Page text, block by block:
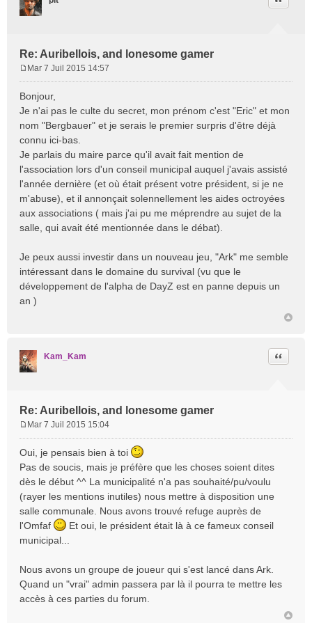
Re: Auribellois, and lonesome gamer
s
s
a
g
e
Mar 7 Juil 2015 14:57
Bonjour,
Je n'ai pas le culte du secret, mon prénom c'est "Eric" et mon
nom "Bergbauer" et je serais le premier surpris d'être déjà
connu ici-bas.
Je parlais du maire parce qu'il avait fait mention de
l'association lors d'un conseil municipal auquel j'avais assisté
l'année dernière (et où était présent votre président, si je ne
m'abuse), et il annonçait solennellement les aides octroyées
aux associations ( mais j'ai pu me méprendre au sujet de la
salle, qui avait été mentionnée dans le débat).
Je peux aussi investir dans un nouveau jeu, "Ark" me semble
intéressant dans le domaine du survival (vu que le
développement de l'alpha de DayZ est en panne depuis un
an )
Kam_Kam
Re: Auribellois, and lonesome gamer
Citation
s
s
a
g
e
Mar 7 Juil 2015 15:04
Oui, je pensais bien à toi
Pas de soucis, mais je préfère que les choses soient dites
dès le début ^^ La municipalité n'a pas souhaité/pu/voulu
(rayer les mentions inutiles) nous mettre à disposition une
salle communale. Nous avons trouvé refuge auprès de
l'Omfaf
Et oui, le président était là à ce fameux conseil
municipal...
Nous avons un groupe de joueur qui s'est lancé dans Ark.
Quand un "vrai" admin passera par là il pourra te mettre les
accès à ces parties du forum.